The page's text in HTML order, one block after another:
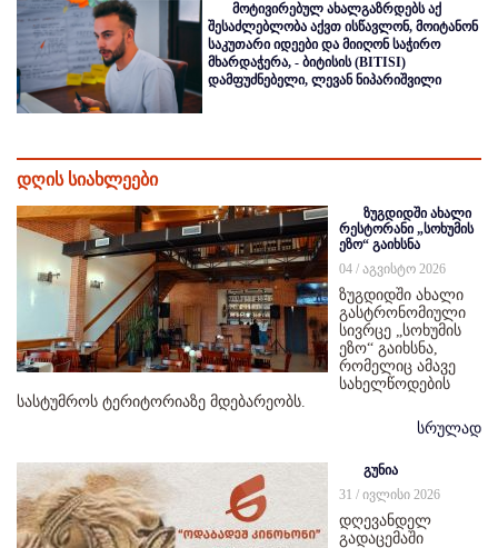
მოტივირებულ ახალგაზრდებს აქ
შესაძლებლობა აქვთ ისწავლონ, მოიტანონ
საკუთარი იდეები და მიიღონ საჭირო
მხარდაჭერა, - ბიტისის (BITISI)
დამფუძნებელი, ლევან ნიპარიშვილი
დღის სიახლეები
ზუგდიდში ახალი
რესტორანი „სოხუმის
ეზო“ გაიხსნა
04 / აგვისტო 2026
ზუგდიდში ახალი
გასტრონომიული
სივრცე „სოხუმის
ეზო“ გაიხსნა,
რომელიც ამავე
სახელწოდების
სასტუმროს ტერიტორიაზე მდებარეობს.
სრულად
გუნია
31 / ივლისი 2026
დღევანდელ
გადაცემაში